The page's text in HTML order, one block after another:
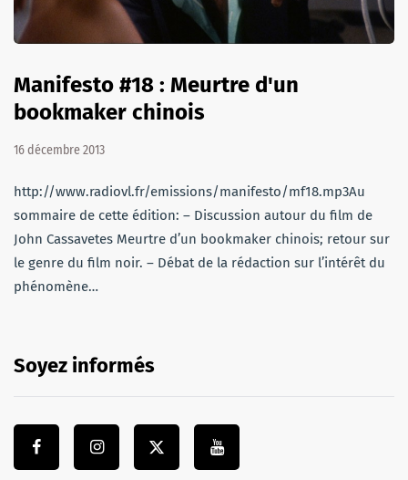
Manifesto #18 : Meurtre d'un
bookmaker chinois
16 décembre 2013
http://www.radiovl.fr/emissions/manifesto/mf18.mp3Au
sommaire de cette édition: – Discussion autour du film de
John Cassavetes Meurtre d’un bookmaker chinois; retour sur
le genre du film noir. – Débat de la rédaction sur l’intérêt du
phénomène…
Soyez informés